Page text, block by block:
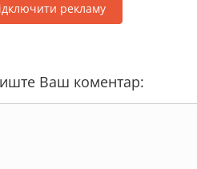
рекламу
Ваш коментар: